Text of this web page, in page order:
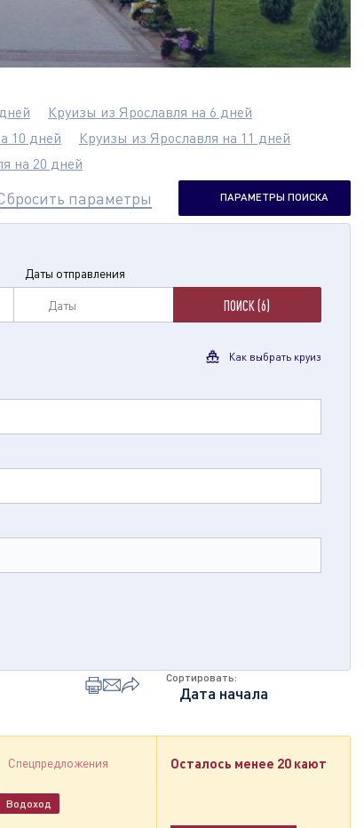
Круизы из Ярославля на 6 дней
10 дней
Круизы из Ярославля на 11 дней
на 20 дней
параметры ПАРАМЕТРЫ ПОИСКА
Даты отправления
Даты ПОИСК (6)
Как выбрать круиз
Сортировать:
Спецпредложения
Водоход
Осталось менее 20 кают